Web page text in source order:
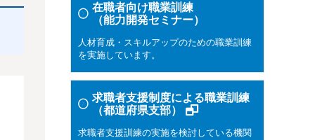
在職者向け職業訓練
（能力開発セミナー）
人材育成・スキルアップのための職業訓練
を実施しています。
求職者支援制度による職業訓練
（都道府県支部）
求職者支援訓練の実施を検討している機関